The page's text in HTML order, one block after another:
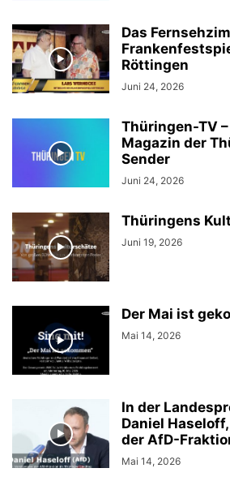
Das
Röttingen
Juni 24, 2026
Thüringen-TV
Magazin der
Sender
Juni 24, 2026
Thüringens
Juni 19, 2026
Der Mai ist
Mai 14, 2026
In der
Daniel
der AfD-
Mai 14, 2026